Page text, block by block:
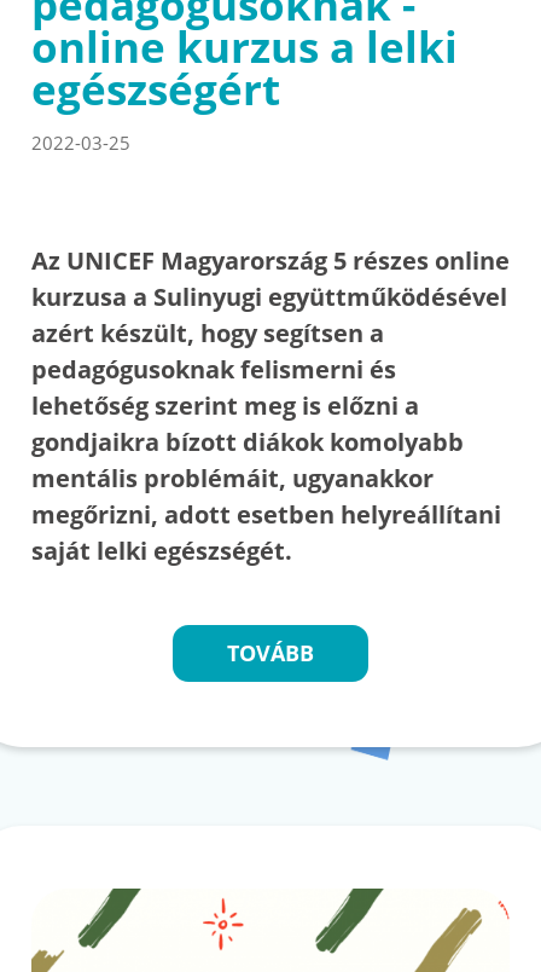
online kurzus a lelki
egészségért
2022-03-25
Az UNICEF Magyarország 5 részes online
kurzusa a Sulinyugi együttműködésével
azért készült, hogy segítsen a
pedagógusoknak felismerni és
lehetőség szerint meg is előzni a
gondjaikra bízott diákok komolyabb
mentális problémáit, ugyanakkor
megőrizni, adott esetben helyreállítani
saját lelki egészségét.
TOVÁBB